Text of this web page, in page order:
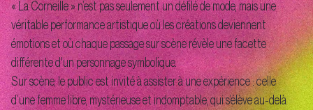
« La Corneille » n’est pas seulement un défilé de mode, mais une
véritable performance artistique où les créations deviennent
émotions et où chaque passage sur scène révèle une facette
différente d'un personnage symbolique.
Sur scène, le public est invité à assister à une expérience : celle
d’une femme libre, mystérieuse et indomptable, qui s’élève au-delà